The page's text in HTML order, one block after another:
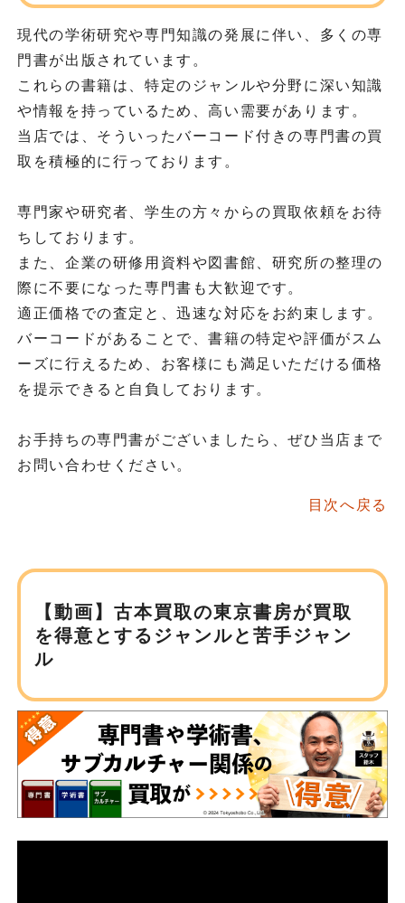
現代の学術研究や専門知識の発展に伴い、多くの専
門書が出版されています。
これらの書籍は、特定のジャンルや分野に深い知識
や情報を持っているため、高い需要があります。
当店では、そういったバーコード付きの専門書の買
取を積極的に行っております。
専門家や研究者、学生の方々からの買取依頼をお待
ちしております。
また、企業の研修用資料や図書館、研究所の整理の
際に不要になった専門書も大歓迎です。
適正価格での査定と、迅速な対応をお約束します。
バーコードがあることで、書籍の特定や評価がスム
ーズに行えるため、お客様にも満足いただける価格
を提示できると自負しております。
お手持ちの専門書がございましたら、ぜひ当店まで
お問い合わせください。
目次へ戻る
【動画】古本買取の東京書房が買取
を得意とするジャンルと苦手ジャン
ル